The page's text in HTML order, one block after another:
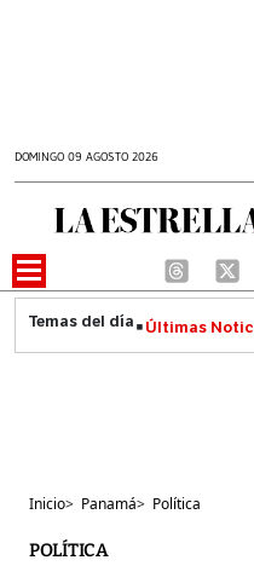
DOMINGO 09 AGOSTO 2026
Últimas
Inicio> Panamá> Política
POLÍTICA